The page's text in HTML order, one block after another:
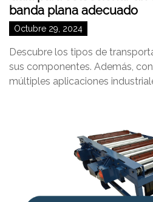
banda plana adecuado
Octubre 29, 2024
Descubre los tipos de
sus componentes. Además,
múltiples aplicaciones